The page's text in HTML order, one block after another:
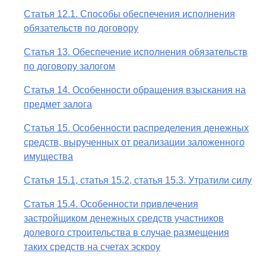
Статья 12.1. Способы обеспечения исполнения
обязательств по договору
Статья 13. Обеспечение исполнения обязательств
по договору залогом
Статья 14. Особенности обращения взыскания на
предмет залога
Статья 15. Особенности распределения денежных
средств, вырученных от реализации заложенного
имущества
Статья 15.1, статья 15.2, статья 15.3. Утратили силу
Статья 15.4. Особенности привлечения
застройщиком денежных средств участников
долевого строительства в случае размещения
таких средств на счетах эскроу